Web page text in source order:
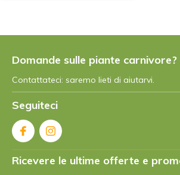
Domande sulle piante carnivore?
Contattateci: saremo lieti di aiutarvi.
Seguiteci
Ricevere le ultime offerte e